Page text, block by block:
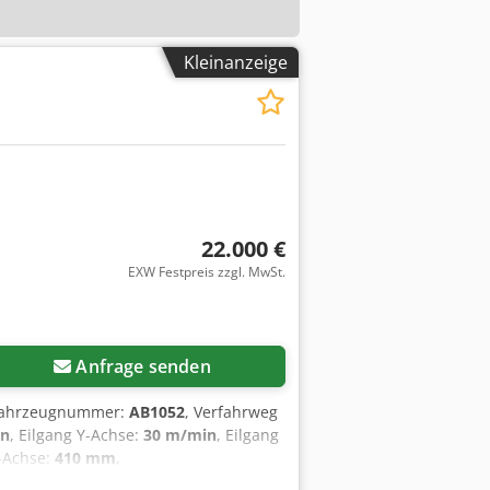
Kleinanzeige
22.000 €
EXW Festpreis zzgl. MwSt.
Anfrage senden
AB1052, Verfahrweg
, Eilgang Y-Achse: 30 m/min, Eilgang
410 mm,